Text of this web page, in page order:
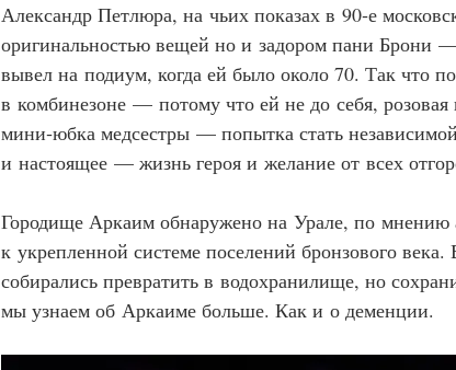
Александр Петлюра, на чьих показах в 90‑е
оригинальностью вещей но и задором пани Брони —
вывел на подиум, когда ей было около 70. Так что
в комбинезоне — потому что ей не до себя,
мини‑юбка медсестры — попытка стать
и настоящее — жизнь героя и желание от всех
Городище Аркаим обнаружено на Урале, по мнению
к укрепленной системе поселений бронзового
собирались превратить в водохранилище, но
мы узнаем об Аркаиме больше. Как и о деменции.